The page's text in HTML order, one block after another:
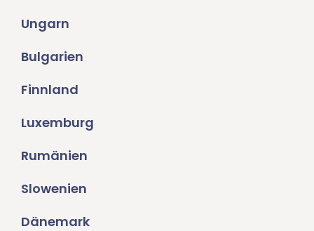
Ungarn
Bulgarien
Finnland
Luxemburg
Rumänien
Slowenien
Dänemark